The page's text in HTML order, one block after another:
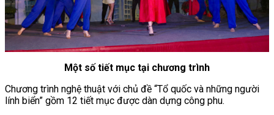
Một số tiết mục tại chương trình
Chương trình nghệ thuật với chủ đề “Tổ quốc và những người
lính biển” gồm 12 tiết mục được dàn dựng công phu.